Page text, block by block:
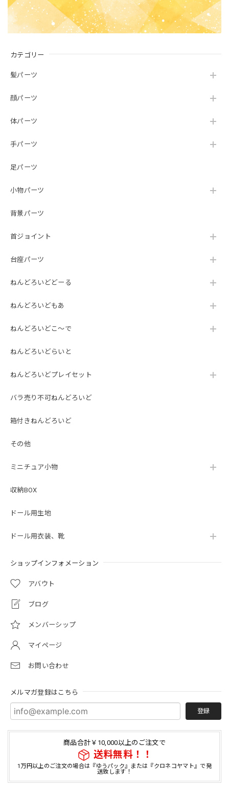
カテゴリー
髪パーツ
顔パーツ
体パーツ
手パーツ
足パーツ
小物パーツ
背景パーツ
首ジョイント
台座パーツ
ねんどろいどどーる
ねんどろいどもあ
ねんどろいどこ～で
ねんどろいどらいと
ねんどろいどプレイセット
バラ売り不可ねんどろいど
箱付きねんどろいど
その他
ミニチュア小物
収納BOX
ドール用生地
ドール用衣装、靴
ショップインフォメーション
アバウト
ブログ
メンバーシップ
マイページ
お問い合わせ
メルマガ登録はこちら
登録
商品合計￥10,000以上のご注文で
送料無料！！
1万円以上のご注文の場合は『ゆうパック』または『クロネコヤマト』で発
送致します！